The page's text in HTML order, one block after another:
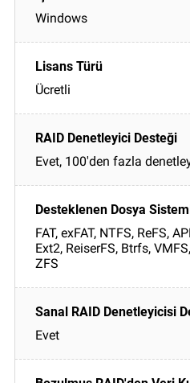
Windows
Ücretli
Evet, 100'den fazla
FAT, exFAT, NTFS, ReFS,
Ext2, ReiserFS, Btrfs,
ZFS
Evet